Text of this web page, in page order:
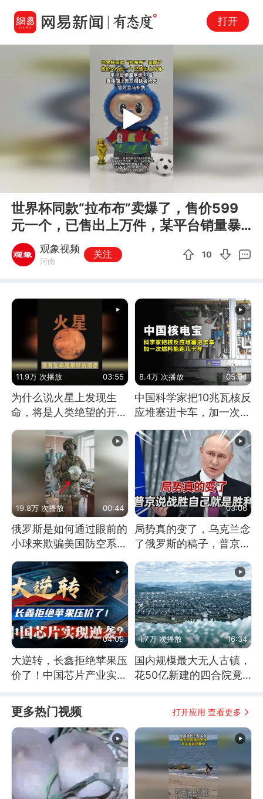
打开
Play
世界杯同款“拉布布”卖爆了，售价599
元一个，已售出上万件，某平台销量暴
涨30倍，直播间上架后很快被
观象视频
河南
关注 10
11.9万 次播放 03:55
为什么说火星上发现生
命，将是人类绝望的开
始？
8.4万 次播放 05:04
中国科学家把10兆瓦核反
应堆塞进卡车，加一次燃
料能跑几十年
19.8万 次播放 00:44
俄罗斯是如何通过眼前的
小球来欺骗美国防空系统
03:06
局势真的变了，乌克兰念
了俄罗斯的稿子，普京说
04:09
大逆转，长鑫拒绝苹果压
价了！中国芯片产业实现
1.7万 次播放 16:34
国内规模最大无人古镇，
花50亿新建的四合院竟
更多热门视频 打开应用 查看更多